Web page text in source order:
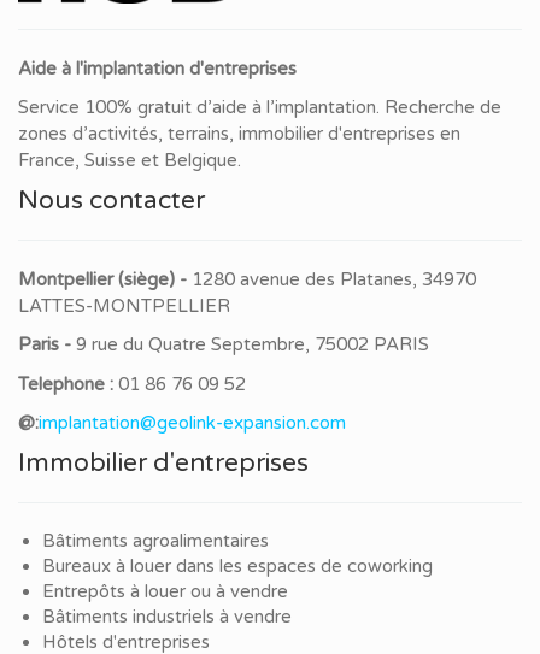
Aide à l'implantation d'entreprises
Service 100% gratuit d’aide à l’implantation. Recherche de
zones d’activités, terrains, immobilier d'entreprises en
France, Suisse et Belgique.
Nous contacter
Montpellier (siège) - 1280 avenue des Platanes, 34970
LATTES-MONTPELLIER
Paris - 9 rue du Quatre Septembre, 75002 PARIS
Telephone : 01 86 76 09 52
@:implantation@geolink-expansion.com
Immobilier d'entreprises
Bâtiments agroalimentaires
Bureaux à louer dans les espaces de coworking
Entrepôts à louer ou à vendre
Bâtiments industriels à vendre
Hôtels d'entreprises